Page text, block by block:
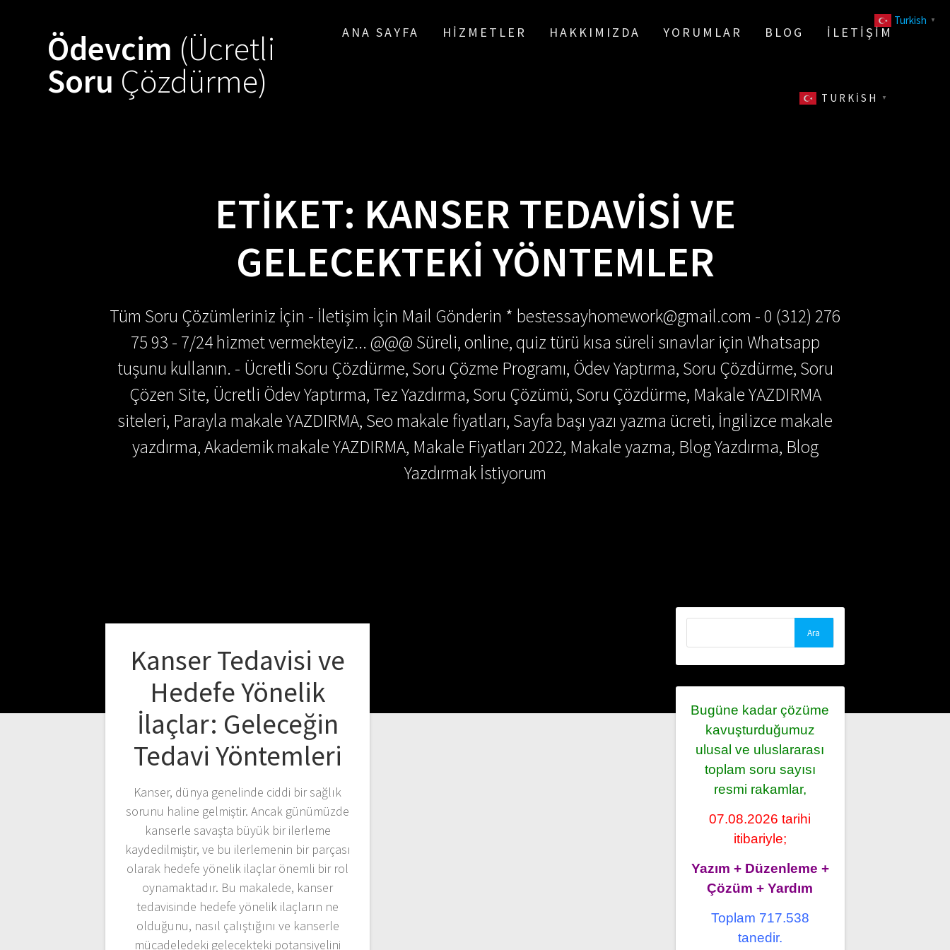
Ödevcim (Ücretli
Soru Çözdürme)
ANA SAYFA HIZMETLER HAKKIMIZDA YORUMLAR BLOG İLETIŞIM
TURKISH ▼
ETIKET: KANSER TEDAVISI VE
GELECEKTEKI YÖNTEMLER
Tüm Soru Çözümleriniz İçin - İletişim İçin Mail Gönderin * bestessayhomework@gmail.com - 0 (312) 276
75 93 - 7/24 hizmet vermekteyiz... @@@ Süreli, online, quiz türü kısa süreli sınavlar için Whatsapp
tuşunu kullanın. - Ücretli Soru Çözdürme, Soru Çözme Programı, Ödev Yaptırma, Soru Çözdürme, Soru
Çözen Site, Ücretli Ödev Yaptırma, Tez Yazdırma, Soru Çözümü, Soru Çözdürme, Makale YAZDIRMA
siteleri, Parayla makale YAZDIRMA, Seo makale fiyatları, Sayfa başı yazı yazma ücreti, İngilizce makale
yazdırma, Akademik makale YAZDIRMA, Makale Fiyatları 2022, Makale yazma, Blog Yazdırma, Blog
Yazdırmak İstiyorum
Kanser Tedavisi ve
Hedefe Yönelik
İlaçlar: Geleceğin
Tedavi Yöntemleri
Kanser, dünya genelinde ciddi bir sağlık
sorunu haline gelmiştir. Ancak günümüzde
kanserle savaşta büyük bir ilerleme
kaydedilmiştir, ve bu ilerlemenin bir parçası
olarak hedefe yönelik ilaçlar önemli bir rol
oynamaktadır. Bu makalede, kanser
tedavisinde hedefe yönelik ilaçların ne
olduğunu, nasıl çalıştığını ve kanserle
mücadeledeki gelecekteki potansiyelini
Bugüne kadar çözüme
kavuşturduğumuz
ulusal ve uluslararası
toplam soru sayısı
resmi rakamlar,
07.08.2026 tarihi
itibariyle;
Yazım + Düzenleme +
Çözüm + Yardım
Toplam 717.538
tanedir.
Turkish ▼